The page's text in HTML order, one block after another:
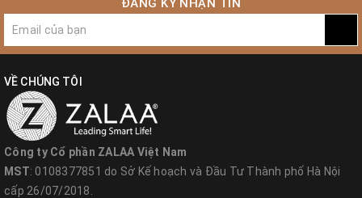
dụng năng lượng mặt trời xem
tạihttps://giacongdenled.com/den-nang-luong-mat-troi
Xem các sản phẩm ĐÈN VĂN PHÒNG và LINH KIỆN
tại https://giacongdenled.com/san-pham-khac
ĐÈN LED SÂN VƯỜN xem tại
led-san-vuon
Các mẫu CỘT ĐÈN thông dụng và thời trang xem
tạihttps://giacongdenled.com/cot-den-chieu-sang
ĐĂNG KÝ NHẬN TIN
VỀ CHÚNG TÔI
Công ty Cổ phần ZALAA Việt Nam
MST: 0108377851 do Sở Kế hoạch và Đầu Tư Thành phố Hà Nội
cấp 26/07/2018.